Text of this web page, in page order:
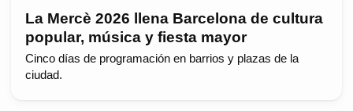
La Mercè 2026 llena Barcelona de cultura
popular, música y fiesta mayor
Cinco días de programación en barrios y plazas de la
ciudad.